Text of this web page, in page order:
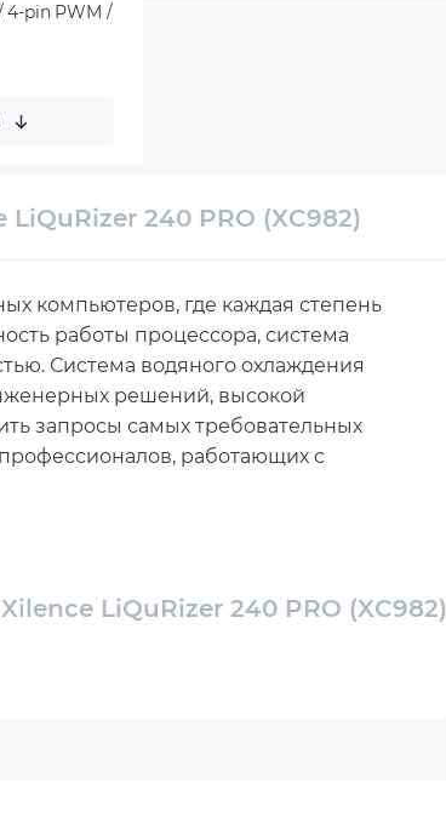
/ 4-pin PWM /
240 PRO (XC982)
компьютеров, где каждая степень
работы процессора, система
Система водяного охлаждения
решений, высокой
запросы самых требовательных
работающих с
ПК-сборки. Это
так и в рабочие машины, где
вентилятора, работающих на
гарантирует стабильный отвод
не превышает 22-24 дБ, благодаря
LiQuRizer 240 PRO (XC982)